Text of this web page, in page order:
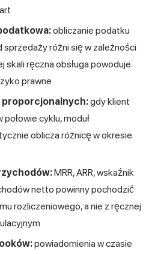
obliczanie podatku
sprzedaży różni się w zależności
skali ręczna obsługa powoduje
prawne
proporcjonalnych:gdy klient
cyklu, moduł
oblicza różnicę w okresie
MRR, ARR, wskaźnik
netto powinny pochodzić
rozliczeniowego, a nie z ręcznej
powiadomienia w czasie